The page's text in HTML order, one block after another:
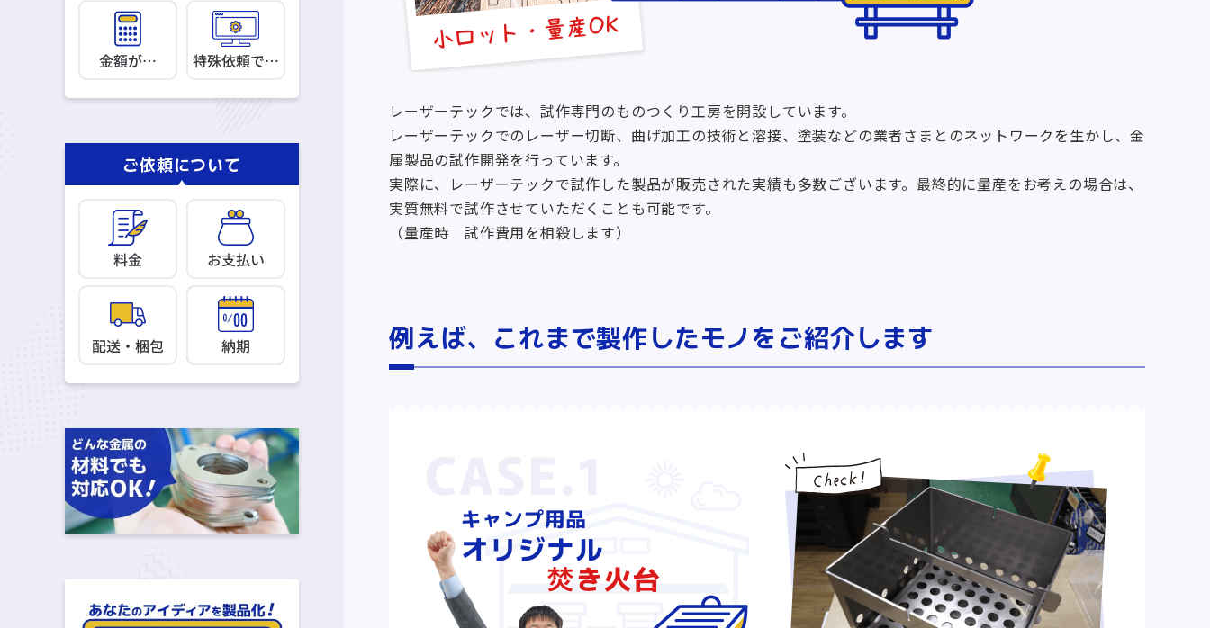
レーザーテックでは、試作専門のものつくり工房を開設しています。
レーザーテックでのレーザー切断、曲げ加工の技術と溶接、塗装などの業者さまとのネットワークを生かし、金
属製品の試作開発を行っています。
実際に、レーザーテックで試作した製品が販売された実績も多数ございます。最終的に量産をお考えの場合は、
実質無料で試作させていただくことも可能です。
（量産時 試作費用を相殺します）
例えば、これまで製作したモノをご紹介します
ご依頼について